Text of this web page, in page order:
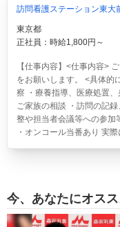
訪問看護ステーション東大
東京都
正社員：時給1,800円～
【仕事内容】<仕事内容>
をお願いします。 <具体的
察 ・療養指導、医療処置
ご家族の相談 ・訪問の記
整や担当者会議等への参加
・オンコール当番あり 実
今、あなたにオスス